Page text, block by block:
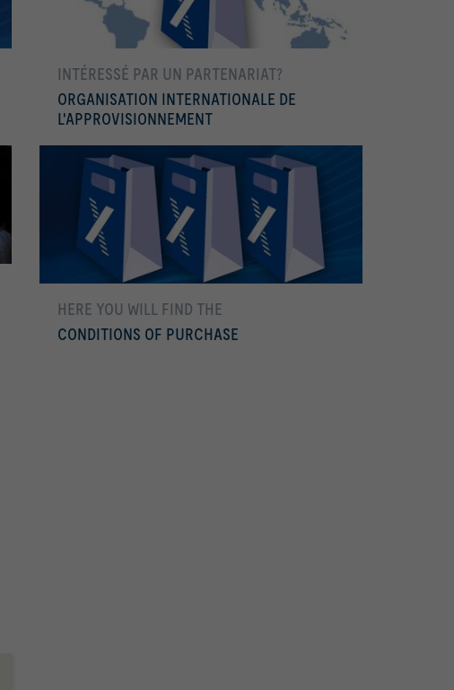
INTÉRESSÉ PAR UN PARTENARIAT?
ORGANISATION INTERNATIONALE DE
L'APPROVISIONNEMENT
En savoir plus
HERE YOU WILL FIND THE
CONDITIONS OF PURCHASE
En savoir plus